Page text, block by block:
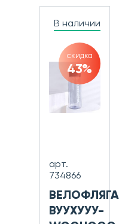
В наличии
скидка
43%
арт.
734866
ВЕЛОФЛЯГА
ВУУХУУУ-